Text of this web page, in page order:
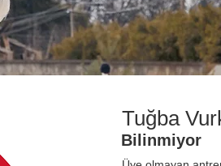
Tuğba
Bilinmiyor